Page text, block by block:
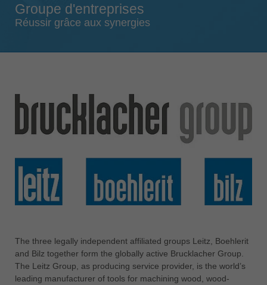
Slovenija
Suomi
english
Türkiye
türkçe
USA
english
Việt Nam
tiếng việt
中文
ประเทศไทย
ไทย
Groupe d'entreprises
Réussir grâce aux synergies
The three legally independent affiliated groups Leitz, Boehlerit
and Bilz together form the globally active Brucklacher Group.
The Leitz Group, as producing service provider, is the world’s
leading manufacturer of tools for machining wood, wood-